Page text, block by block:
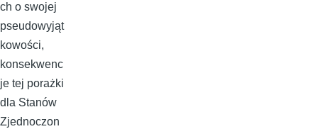
ch o swojej
pseudowyjąt
kowości,
konsekwenc
je tej porażki
dla Stanów
Zjednoczon